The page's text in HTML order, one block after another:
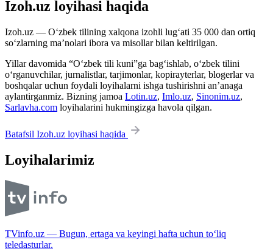
Izoh.uz loyihasi haqida
Izoh.uz — O‘zbek tilining xalqona izohli lug‘ati 35 000 dan ortiq
so‘zlarning ma’nolari ibora va misollar bilan keltirilgan.
Yillar davomida “O‘zbek tili kuni”ga bag‘ishlab, o‘zbek tilini
o‘rganuvchilar, jurnalistlar, tarjimonlar, kopirayterlar, blogerlar va
boshqalar uchun foydali loyihalarni ishga tushirishni an’anaga
aylantirganmiz. Bizning jamoa Lotin.uz, Imlo.uz, Sinonim.uz,
Sarlavha.com loyihalarini hukmingizga havola qilgan.
Batafsil Izoh.uz loyihasi haqida
Loyihalarimiz
TVinfo.uz — Bugun, ertaga va keyingi hafta uchun to‘liq
teledasturlar.